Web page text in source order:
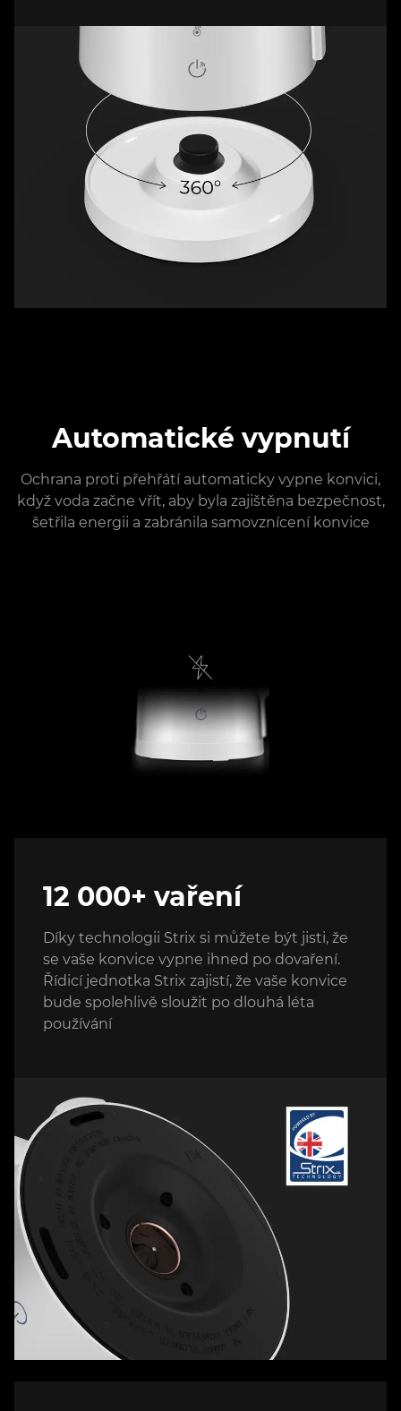
Automatické vypnutí
Ochrana proti přehřátí automaticky vypne konvici,
když voda začne vřít, aby byla zajištěna bezpečnost,
šetřila energii a zabránila samovznícení konvice
12 000+ vaření
Díky technologii Strix si můžete být jisti, že
se vaše konvice vypne ihned po dovaření.
Řídicí jednotka Strix zajistí, že vaše konvice
bude spolehlivě sloužit po dlouhá léta
používání